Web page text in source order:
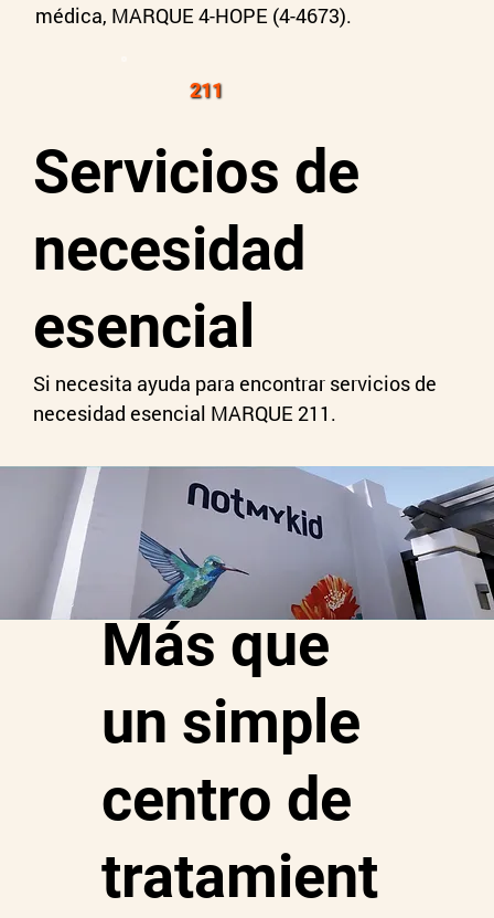
médica, MARQUE 4-HOPE (4-4673).
211
Servicios de
necesidad
esencial
Si necesita ayuda para encontrar servicios de
necesidad esencial MARQUE 211.
Más que
un simple
centro de
tratamient